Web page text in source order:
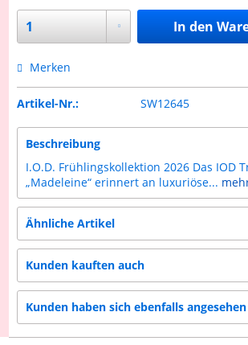
In den
Merken
Artikel-Nr.: SW12645
Beschreibung
I.O.D. Frühlingskollektion 2026 Das IOD
„Madeleine“ erinnert an luxuriöse...
Ähnliche Artikel
Kunden kauften auch
Kunden haben sich ebenfalls angesehen